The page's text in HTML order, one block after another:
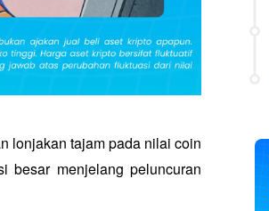
lonjakan tajam pada nilai coin
besar menjelang peluncuran